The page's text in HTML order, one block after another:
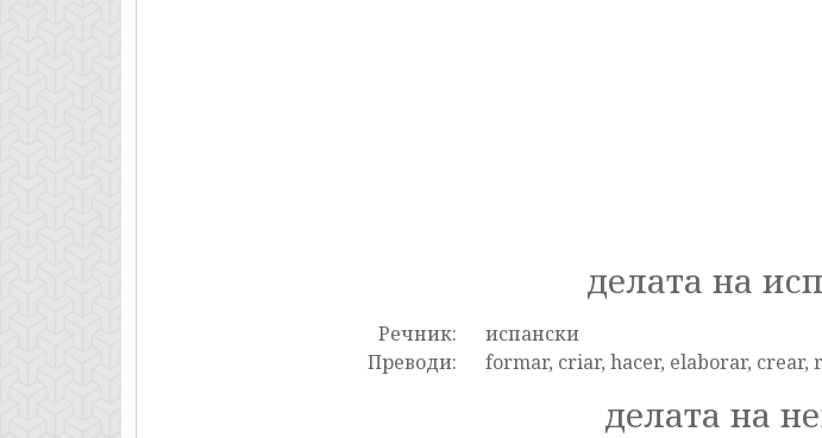
делата на
Речник:
испански
Преводи:
formar, criar, hacer, elaborar, crear,
делата на